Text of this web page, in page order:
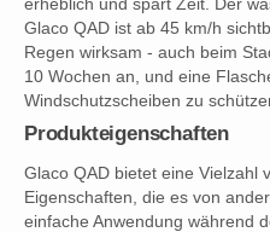
erheblich und spart Zeit. Der
Glaco QAD ist ab 45 km/h
Regen wirksam - auch beim
10 Wochen an, und eine
Windschutzscheiben zu
Produkteigenschaften
Glaco QAD bietet eine Vielzahl
Eigenschaften, die es von
einfache Anwendung während